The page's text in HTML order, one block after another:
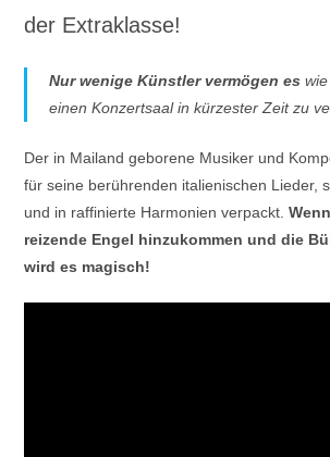
der Extraklasse!
Nur wenige Künstler vermögen es
einen Konzertsaal in kürzester Zeit zu
Der in Mailand geborene Musiker und
für seine berührenden italienischen Lieder,
und in raffinierte Harmonien verpackt.
reizende Engel hinzukommen und die
wird es magisch!